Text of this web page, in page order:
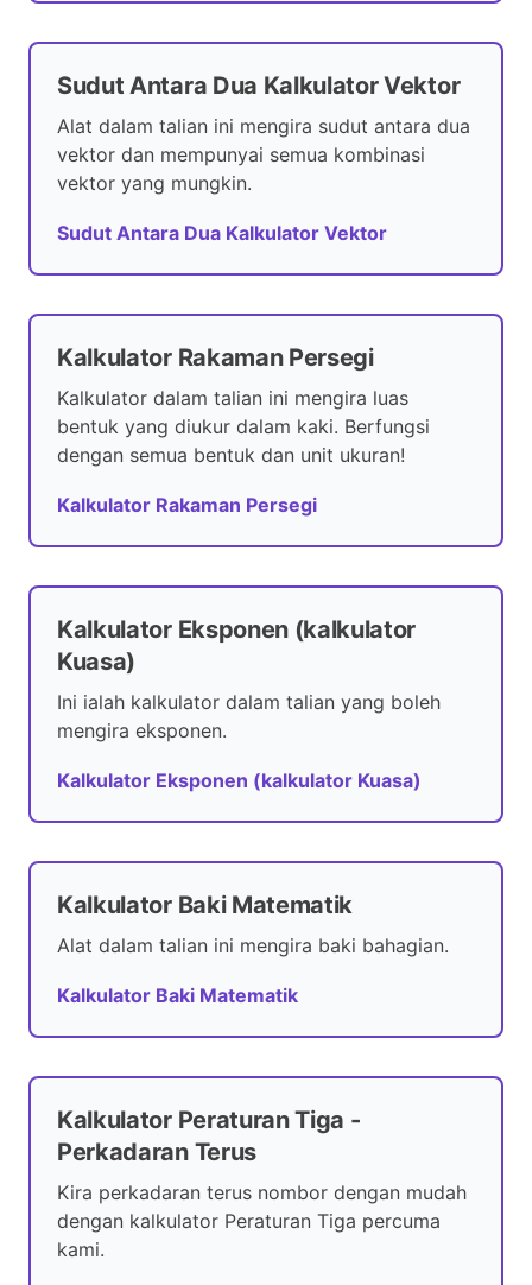
Sudut Antara Dua Kalkulator Vektor
Alat dalam talian ini mengira sudut antara dua
vektor dan mempunyai semua kombinasi
vektor yang mungkin.
Sudut Antara Dua Kalkulator Vektor
Kalkulator Rakaman Persegi
Kalkulator dalam talian ini mengira luas
bentuk yang diukur dalam kaki. Berfungsi
dengan semua bentuk dan unit ukuran!
Kalkulator Rakaman Persegi
Kalkulator Eksponen (kalkulator
Kuasa)
Ini ialah kalkulator dalam talian yang boleh
mengira eksponen.
Kalkulator Eksponen (kalkulator Kuasa)
Kalkulator Baki Matematik
Alat dalam talian ini mengira baki bahagian.
Kalkulator Baki Matematik
Kalkulator Peraturan Tiga -
Perkadaran Terus
Kira perkadaran terus nombor dengan mudah
dengan kalkulator Peraturan Tiga percuma
kami.